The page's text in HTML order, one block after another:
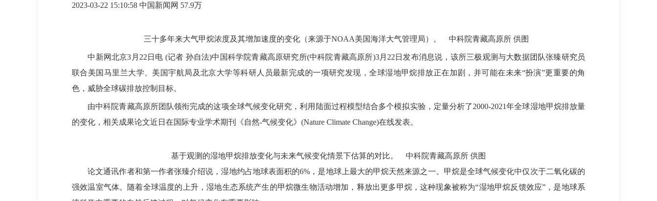
2023-03-22 15:10:58 中国新闻网 57.9万
三十多年来大气甲烷浓度及其增加速度的变化（来源于NOAA美国海洋大气管理局）。 中科院青藏高原所 供图
中新网北京3月22日电 (记者 孙自法)中国科学院青藏高原研究所(中科院青藏高原所)3月22日发布消息说，该所三极观测与大数据团队张臻研究员
联合美国马里兰大学、美国宇航局及北京大学等科研人员最新完成的一项研究发现，全球湿地甲烷排放正在加剧，并可能在未来“扮演”更重要的角
色，威胁全球碳排放控制目标。
由中科院青藏高原所团队领衔完成的这项全球气候变化研究，利用陆面过程模型结合多个模拟实验，定量分析了2000-2021年全球湿地甲烷排放量
的变化，相关成果论文近日在国际专业学术期刊《自然-气候变化》(Nature Climate Change)在线发表。
基于观测的湿地甲烷排放变化与未来气候变化情景下估算的对比。 中科院青藏高原所 供图
论文通讯作者和第一作者张臻介绍说，湿地约占地球表面积的6%，是地球上最大的甲烷天然来源之一。甲烷是全球气候变化中仅次于二氧化碳的
强效温室气体。随着全球温度的上升，湿地生态系统产生的甲烷微生物活动增加，释放出更多甲烷，这种现象被称为“湿地甲烷反馈效应”，是地球系